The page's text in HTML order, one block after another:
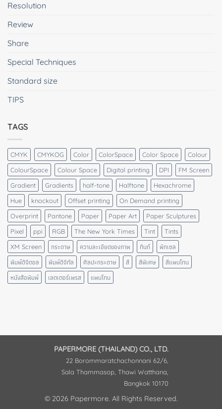
Resolution
Review
Share
Special Techniques
Standard size
TIPS
TAGS
CMYK CMYKOG Color ColorSpace Color Space
Colour
ColourSpace
Colour Space Digital printing DPI
FM Screen
Gradient
Gradients half-tone Halftone
Hexachrome
Hue
knockout Offset printing
On Demand printing
Overprint
Pantone Paper Paper Art
Paper Sculptures
Pixel
ppi RGB The New York Times Tint
Tints
XM Screen
กระดาษ ความละเอียดของภาพ ทินท์
พิกเซล
พิมพ์ดิจิตอล
พิมพ์ดิจิทัล ศิลปะกระดาษ สี สีพิเศษ
สีแพนโทน
หนังสือพิมพ์
เลตเตอร์เพรส แพนโทน
PAPERMORE (THAILAND) CO., LTD.
22 Borommaratchachonnani 62/6,
Sala Thammasop, Thawi Watthana,
Bangkok 10170
© 2026 Papermore. All Rights Reserved.